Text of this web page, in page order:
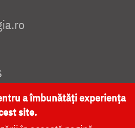
CATEDRALA NAȚIONALĂ
a îmbunătăți experiența
site.